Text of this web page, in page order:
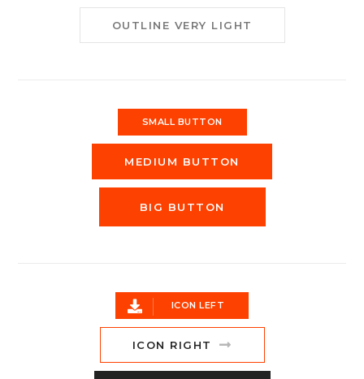
OUTLINE VERY LIGHT
SMALL BUTTON
MEDIUM BUTTON
BIG BUTTON
ICON LEFT
ICON RIGHT